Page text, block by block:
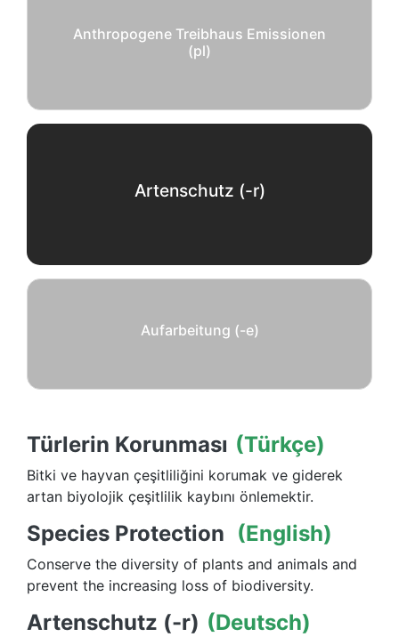
Anthropogene Treibhaus Emissionen
(pl)
Artenschutz (-r)
Aufarbeitung (-e)
Türlerin Korunması (Türkçe)
Bitki ve hayvan çeşitliliğini korumak ve giderek
artan biyolojik çeşitlilik kaybını önlemektir.
Species Protection (English)
Conserve the diversity of plants and animals and
prevent the increasing loss of biodiversity.
Artenschutz (-r) (Deutsch)